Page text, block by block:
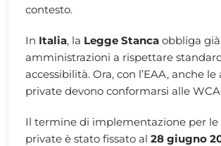
contesto.
In Italia, la Legge Stanca obbliga
amministrazioni a rispettare
accessibilità. Ora, con l’EAA, anche
private devono conformarsi alle
Il termine di implementazione per le
private è stato fissato al 28 giugno